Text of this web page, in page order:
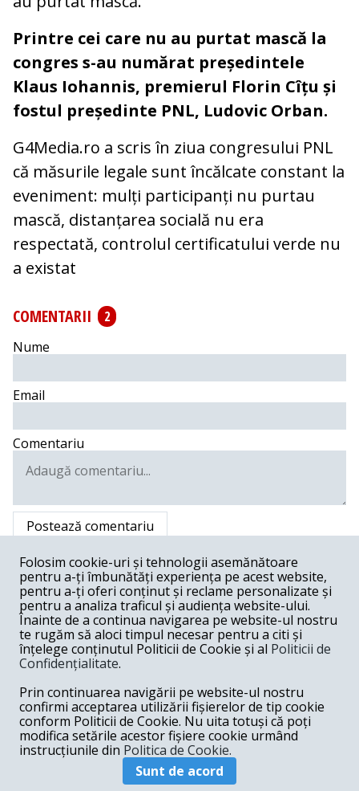
Printre cei care nu au purtat mască la
congres s-au numărat președintele
Klaus Iohannis, premierul Florin Cîțu și
fostul președinte PNL, Ludovic Orban.
G4Media.ro a scris în ziua congresului PNL
că măsurile legale sunt încălcate constant la
eveniment: mulți participanți nu purtau
mască, distanțarea socială nu era
respectată, controlul certificatului verde nu
a existat
COMENTARII
2
Nume
Email
Comentariu
Postează comentariu
Doru Vasile Tascau - 09-28-2021
Când un cetățean nu respecta regulile de distanțare,
este amendată asociația de bloc din care face parte?!
Răspunde
Doru Vasile Tascau - 09-28-2021
spuna prin s-a amendat PNL?! Trebuiau amendați
individual, Președintele României, Primul Ministru,
președintele PNL (Orban) șamd… Banii plătiți pe amenda
de către PNL, sunt bani din buzunarul fiecărui cetățean
care plătește taxe și impozite…
Folosim cookie-uri și tehnologii asemănătoare
pentru a-ți îmbunătăți experiența pe acest website,
pentru a-ți oferi conținut și reclame personalizate și
pentru a analiza traficul și audiența website-ului.
Înainte de a continua navigarea pe website-ul nostru
te rugăm să aloci timpul necesar pentru a citi și
înțelege conținutul Politicii de Cookie și al Politicii de
Confidențialitate.
Prin continuarea navigării pe website-ul nostru
confirmi acceptarea utilizării fișierelor de tip cookie
conform Politicii de Cookie. Nu uita totuși că poți
modifica setările acestor fișiere cookie urmând
instrucțiunile din Politica de Cookie.
Sunt de acord